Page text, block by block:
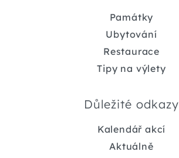
Památky
Ubytování
Restaurace
Tipy na výlety
Důležité odkazy
Kalendář akcí
Aktuálně